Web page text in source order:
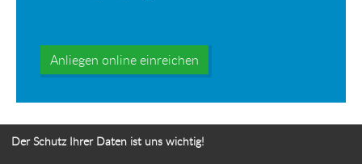
Anliegen online einreichen
Der Schutz Ihrer Daten ist uns wichtig!